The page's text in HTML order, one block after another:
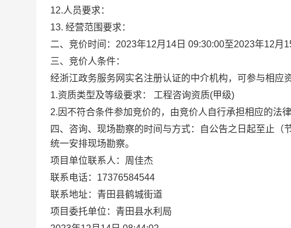
12.人员要求：
13. 经营范围要求 ：
二、 竞价时间： 2023年12月14日 09:30:00至2023年12月
三、 竞价人条件：
经浙江政务服务网实名注册认证的中介机构，可参与相应
1.资质类型及等级要求：
工程咨询资质(甲级)
2. 因不符合条件参加竞价的，由竞价人自行承担相应的法律
四、咨询、现场勘察的时间与方式： 自公告之日起至 止（
统一安排现场勘察。
项目单位联系人： 周佳杰
联系电话： 17376584544
联系地址： 青田县鹤城街道
项目委托单位： 青田县水利局